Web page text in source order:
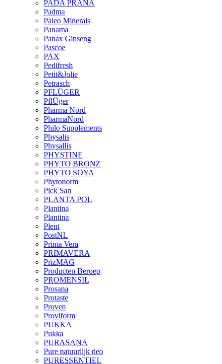
PADA PRANA
Padma
Paleo Minerals
Panama
Panax Ginseng
Pascoe
PAX
Pedifresh
Petit&Jolie
Petrasch
PFLÜGER
PflÜger
Pharma Nord
PharmaNord
Philo Supplements
Physalis
Physallis
PHYSTINE
PHYTO BRONZ
PHYTO SOYA
Phytonorm
Pick San
PLANTA POL
Plantina
Plantina
Plent
PostNL
Prima Vera
PRIMAVERA
PrizMAG
Producten Beroep
PROMENSIL
Prosana
Protaste
Proven
Proviform
PUKKA
Pukka
PURASANA
Pure natuurlijk deo
PURESSENTIEL